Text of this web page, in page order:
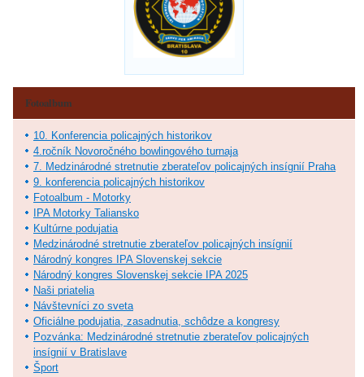
Fotoalbum
10. Konferencia policajných historikov
4.ročník Novoročného bowlingového turnaja
7. Medzinárodné stretnutie zberateľov policajných insígnií Praha
9. konferencia policajných historikov
Fotoalbum - Motorky
IPA Motorky Taliansko
Kultúrne podujatia
Medzinárodné stretnutie zberateľov policajných insígnií
Národný kongres IPA Slovenskej sekcie
Národný kongres Slovenskej sekcie IPA 2025
Naši priatelia
Návštevníci zo sveta
Oficiálne podujatia, zasadnutia, schôdze a kongresy
Pozvánka: Medzinárodné stretnutie zberateľov policajných
insígnií v Bratislave
Šport